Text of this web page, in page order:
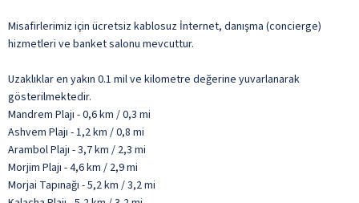
Misafirlerimiz için ücretsiz kablosuz İnternet, danışma (concierge)
hizmetleri ve banket salonu mevcuttur.
Uzaklıklar en yakın 0.1 mil ve kilometre değerine yuvarlanarak
gösterilmektedir.
Mandrem Plajı - 0,6 km / 0,3 mi
Ashvem Plajı - 1,2 km / 0,8 mi
Arambol Plajı - 3,7 km / 2,3 mi
Morjim Plajı - 4,6 km / 2,9 mi
Morjai Tapınağı - 5,2 km / 3,2 mi